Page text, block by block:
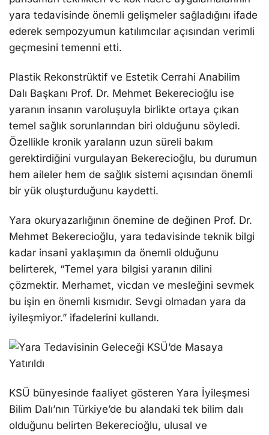
yara tedavisinde önemli gelişmeler sağladığını ifade
ederek sempozyumun katılımcılar açısından verimli
geçmesini temenni etti.
Plastik Rekonstrüktif ve Estetik Cerrahi Anabilim
Dalı Başkanı Prof. Dr. Mehmet Bekerecioğlu ise
yaranın insanın varoluşuyla birlikte ortaya çıkan
temel sağlık sorunlarından biri olduğunu söyledi.
Özellikle kronik yaraların uzun süreli bakım
gerektirdiğini vurgulayan Bekerecioğlu, bu durumun
hem aileler hem de sağlık sistemi açısından önemli
bir yük oluşturduğunu kaydetti.
Yara okuryazarlığının önemine de değinen Prof. Dr.
Mehmet Bekerecioğlu, yara tedavisinde teknik bilgi
kadar insani yaklaşımın da önemli olduğunu
belirterek, “Temel yara bilgisi yaranın dilini
çözmektir. Merhamet, vicdan ve mesleğini sevmek
bu işin en önemli kısmıdır. Sevgi olmadan yara da
iyileşmiyor.” ifadelerini kullandı.
KSÜ bünyesinde faaliyet gösteren Yara İyileşmesi
Bilim Dalı’nın Türkiye’de bu alandaki tek bilim dalı
olduğunu belirten Bekerecioğlu, ulusal ve